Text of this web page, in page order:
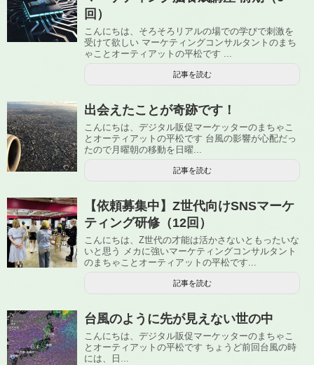
回）
こんにちは、そろそろリアルの場での学びで刺激を
受けて欲しい マーケティングコンサルタントのまち
ゃことオーティアットの平松です ...
記事を読む
出会えたことが奇跡です！
こんにちは、デジタル販促マーケッターのまちゃこ
とオーティアットの平松です 台風の影響が心配だっ
たので月曜朝の移動を日曜...
記事を読む
【依頼募集中】Z世代向けSNSマーケ
ティング研修（12回）
こんにちは、Z世代の才能は活かさないともったいな
いと思う メカに強いマーケティングコンサルタント
のまちゃことオーティアットの平松です...
記事を読む
台風のように先が見えない世の中
こんにちは、デジタル販促マーケッターのまちゃこ
とオーティアットの平松です ちょうど前回台風の時
には、日...